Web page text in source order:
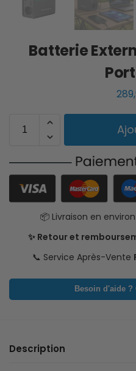
Batterie
📦 Livraison en
✨ Retour et
📞 Service Après-Vente
Besoin d'aide ?
Description